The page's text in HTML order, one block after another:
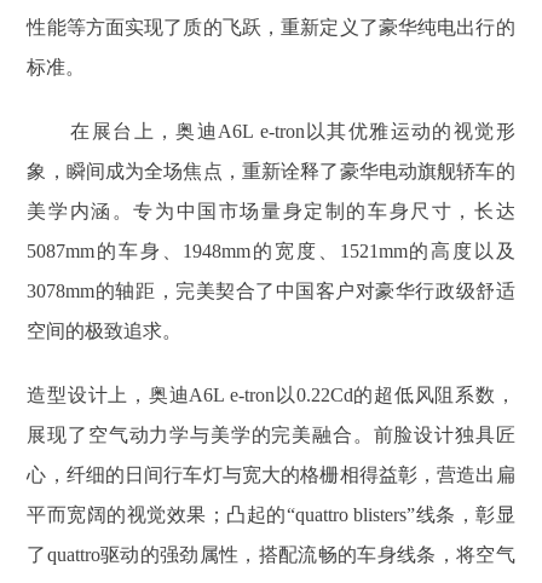
性能等方面实现了质的飞跃，重新定义了豪华纯电出行的
标准。
在展台上，奥迪A6L e-tron以其优雅运动的视觉形
象，瞬间成为全场焦点，重新诠释了豪华电动旗舰轿车的
美学内涵。专为中国市场量身定制的车身尺寸，长达
5087mm的车身、1948mm的宽度、1521mm的高度以及
3078mm的轴距，完美契合了中国客户对豪华行政级舒适
空间的极致追求。
造型设计上，奥迪A6L e-tron以0.22Cd的超低风阻系数，
展现了空气动力学与美学的完美融合。前脸设计独具匠
心，纤细的日间行车灯与宽大的格栅相得益彰，营造出扁
平而宽阔的视觉效果；凸起的“quattro blisters”线条，彰显
了quattro驱动的强劲属性，搭配流畅的车身线条，将空气